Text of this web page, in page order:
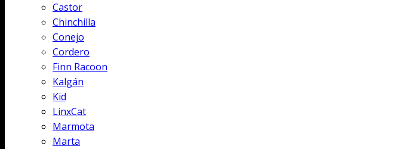
Castor
Chinchilla
Conejo
Cordero
Finn Racoon
Kalgán
Kid
LinxCat
Marmota
Marta